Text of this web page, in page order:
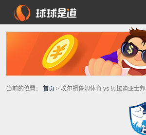
当前的位置： 首页 > 埃尔祖鲁姆体育 vs 贝拉迪亚士邦